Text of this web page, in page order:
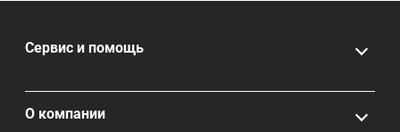
Сервис и помощь
О компании